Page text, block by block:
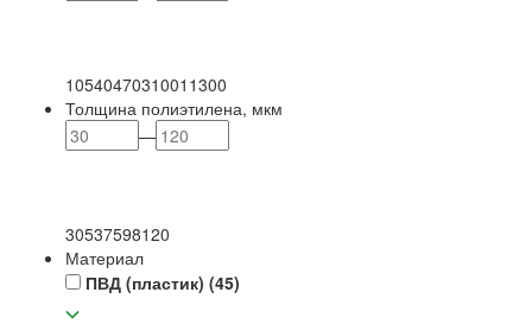
1054047031001 1300
Толщина полиэтилена, мкм
—
30537598120
Материал
ПВД (пластик) (45)